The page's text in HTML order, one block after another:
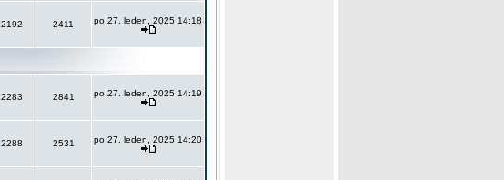
2192 2411 po 27. leden, 2025 14:18
2283 2841 po 27. leden, 2025 14:19
2288 2531 po 27. leden, 2025 14:20